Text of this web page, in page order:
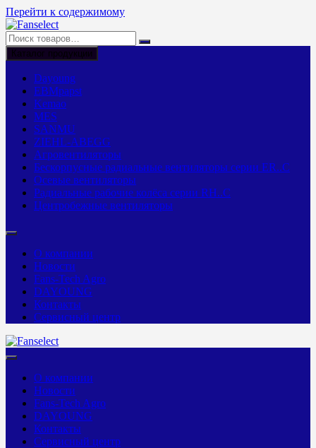
Перейти к содержимому
Каталог продукции
Dayoung
EBMpapst
Kemao
MES
SANMU
ZIEHL-ABEGG
Агровентиляторы
Бескорпусные радиальные вентиляторы серии ER..C
Осевые вентиляторы
Радиальные рабочие колёса серии RH..C
Центробежные вентиляторы
О компании
Новости
Fans-Tech Agro
DAYOUNG
Контакты
Сервисный центр
О компании
Новости
Fans-Tech Agro
DAYOUNG
Контакты
Сервисный центр